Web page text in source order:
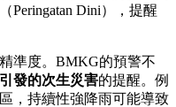
Peringatan Dini），提醒
準度。BMKG的預警不
發的次生災害的提醒。例
，持續性強降雨可能導致